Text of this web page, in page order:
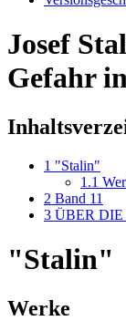
Josef
Gefahr
1 "Stalin"
1.1
2 Band 11
3 ÜBER DIE
"Stalin"
Werke